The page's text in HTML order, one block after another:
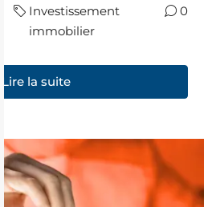
Investissement
immobilier
0
Lire la suite